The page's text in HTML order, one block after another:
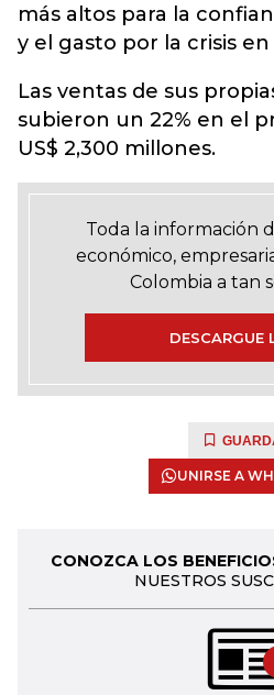
más altos para la
y el gasto por la crisis en
Las ventas de sus
subieron un 22% en el
US$ 2,300 millones.
Toda la información
económico,
Colombia a tan
DESCARGUE
UNIRSE A
CONOZCA LOS
NUESTROS